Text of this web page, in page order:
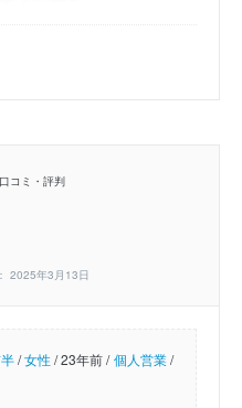
コミ・評判
2025年3月13日
/女性/23年前 / 個人営業/